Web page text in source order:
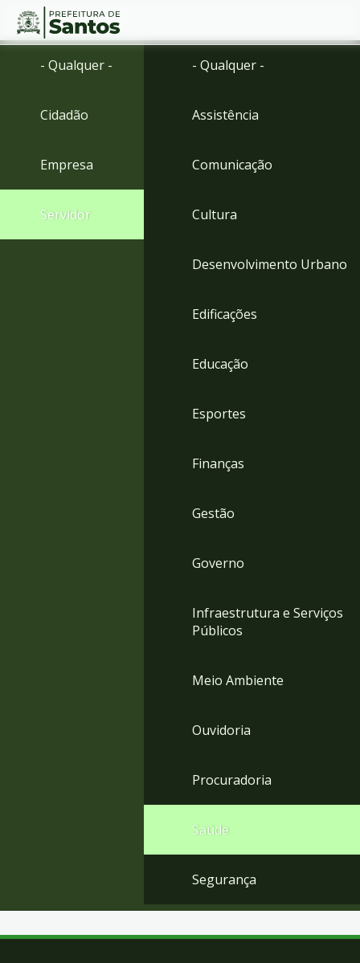
Ir
menu
para
Conteúdo
- Qualquer -
Cidadão
Empresa
Servidor
- Qualquer -
Assistência
Comunicação
Cultura
Desenvolvimento Urbano
Edificações
Educação
Esportes
Finanças
Gestão
Governo
Infraestrutura e Serviços
Públicos
Meio Ambiente
Ouvidoria
Procuradoria
Saúde
Segurança